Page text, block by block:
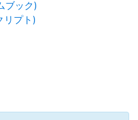
ブック)
プト)